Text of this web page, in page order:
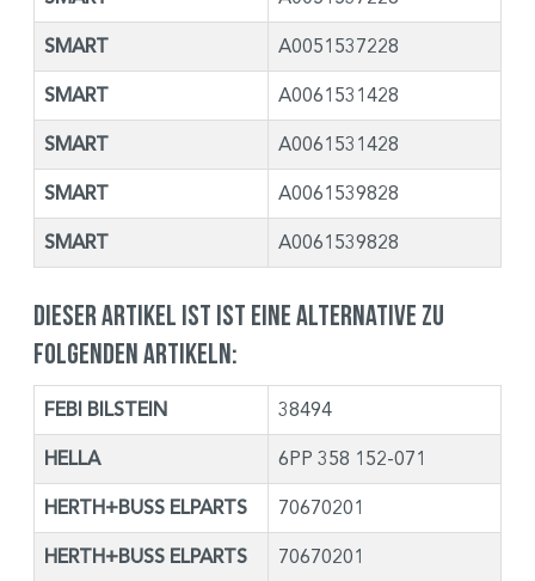
SMART A0051537228
SMART A0061531428
SMART A0061531428
SMART A0061539828
SMART A0061539828
Dieser Artikel ist ist eine Alternative zu
folgenden Artikeln:
FEBI BILSTEIN 38494
HELLA 6PP 358 152-071
HERTH+BUSS ELPARTS 70670201
HERTH+BUSS ELPARTS 70670201